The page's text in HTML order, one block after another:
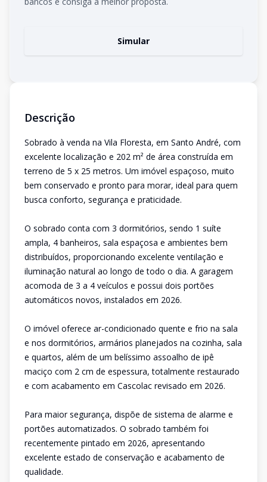
Simular
Descrição
Sobrado à venda na Vila Floresta, em Santo André, com
excelente localização e 202 m² de área construída em
terreno de 5 x 25 metros. Um imóvel espaçoso, muito
bem conservado e pronto para morar, ideal para quem
busca conforto, segurança e praticidade.
O sobrado conta com 3 dormitórios, sendo 1 suíte
ampla, 4 banheiros, sala espaçosa e ambientes bem
distribuídos, proporcionando excelente ventilação e
iluminação natural ao longo de todo o dia. A garagem
acomoda de 3 a 4 veículos e possui dois portões
automáticos novos, instalados em 2026.
O imóvel oferece ar-condicionado quente e frio na sala
e nos dormitórios, armários planejados na cozinha, sala
e quartos, além de um belíssimo assoalho de ipê
maciço com 2 cm de espessura, totalmente restaurado
e com acabamento em Cascolac revisado em 2026.
Para maior segurança, dispõe de sistema de alarme e
portões automatizados. O sobrado também foi
recentemente pintado em 2026, apresentando
excelente estado de conservação e acabamento de
qualidade.